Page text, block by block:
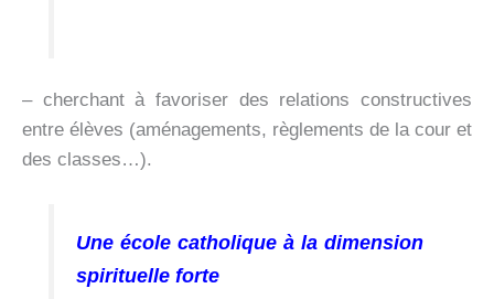
– cherchant à favoriser des relations constructives
entre élèves (aménagements, règlements de la cour et
des classes…).
Une école catholique à la dimension
spirituelle forte